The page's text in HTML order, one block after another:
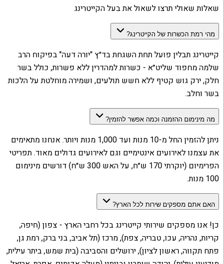
שאלות שאולי תרצו לשאול את בעל הקייטרינג
מהי רמת הכשרות של הקייטרינג?
קייטרינג תבלין פועל תחת השגחת בד״ץ "יורה דעה" בפיקוח הרב
שלמה מחפוד שליט״א - כשרות למהדרין ללא פשרות, כולל בשר
חלק, ירק גוש קטיף ללא חשש תולעים, ושמירה מוחלטת על הלכות
בשר וחלב.
מה מינימום ההזמנה וכמה אפשר להזמין?
ניתן להזמין החל מ-10 מנות ועד 1,000 מנות ויותר. אנחנו מתאימים
את עצמנו לאירועים אינטימיים וגם לאירועים גדולים מאוד. תפריטי
הפרימיום (יוקרתי 170 ש״ח, על האש 300 ש״ח) דורשים מינימום
100 מנות.
האם אתם מספקים שירות לכל הארץ?
כן! אנו מספקים שירותי קייטרינג בכל רחבי הארץ - צפון (חיפה,
קריות, נהריה, עכו, טבריה, צפת), מרכז (תל אביב, בני ברק, רמת גן,
פתח תקווה, ראשון לציון), ירושלים והסביבה (בית שמש, ביתר עילית,